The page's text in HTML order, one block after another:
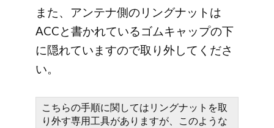
また、アンテナ側のリングナットは
ACCと書かれているゴムキャップの下
に隠れていますので取り外してくださ
い。
こちらの手順に関してはリングナットを取
り外す専用工具がありますが、このような